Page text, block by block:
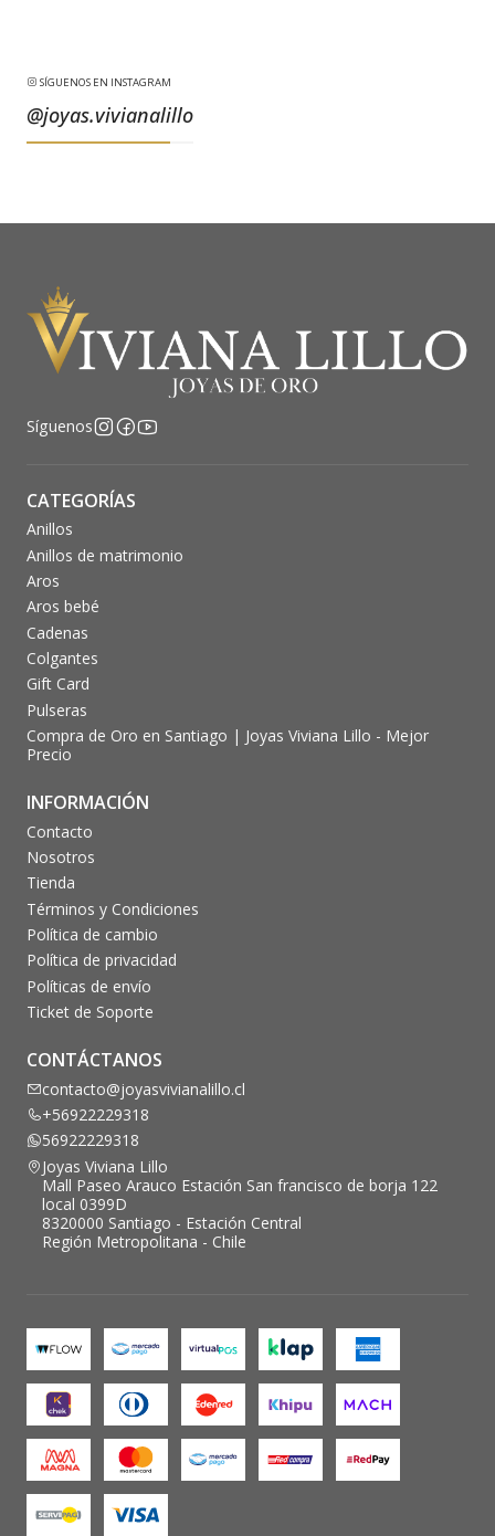
SÍGUENOS EN INSTAGRAM
@joyas.vivianalillo
Síguenos
CATEGORÍAS
Anillos
Anillos de matrimonio
Aros
Aros bebé
Cadenas
Colgantes
Gift Card
Pulseras
Compra de Oro en Santiago | Joyas Viviana Lillo - Mejor
Precio
INFORMACIÓN
Contacto
Nosotros
Tienda
Términos y Condiciones
Política de cambio
Política de privacidad
Políticas de envío
Ticket de Soporte
CONTÁCTANOS
contacto@joyasvivianalillo.cl
+56922229318
56922229318
Joyas Viviana Lillo
Mall Paseo Arauco Estación San francisco de borja 122
local 0399D
8320000 Santiago - Estación Central
Región Metropolitana - Chile